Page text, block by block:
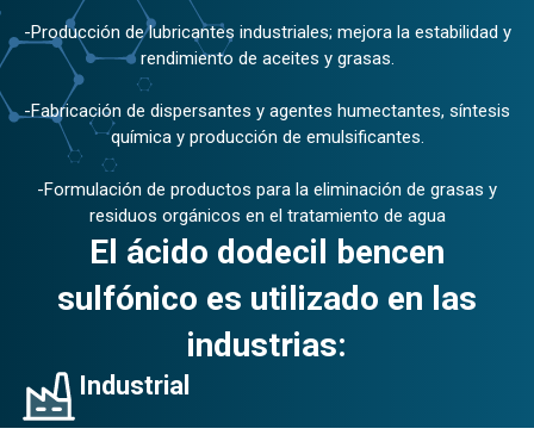
-Producción de lubricantes industriales; mejora la estabilidad y
rendimiento de aceites y grasas.
-Fabricación de dispersantes y agentes humectantes, síntesis
química y producción de emulsificantes.
-Formulación de productos para la eliminación de grasas y
residuos orgánicos en el tratamiento de agua
El ácido dodecil bencen
sulfónico es utilizado en las
industrias:
Industrial